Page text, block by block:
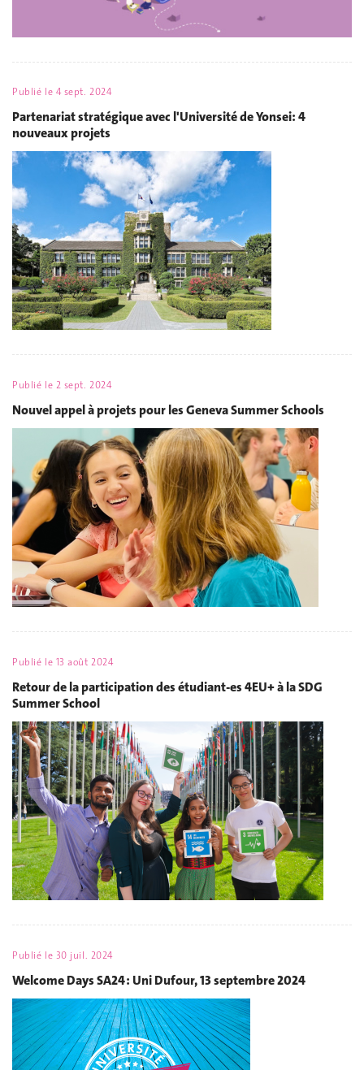
Publié le 4 sept. 2024
Partenariat stratégique avec l'Université de Yonsei: 4
nouveaux projets
Publié le 2 sept. 2024
Nouvel appel à projets pour les Geneva Summer Schools
Publié le 13 août 2024
Retour de la participation des étudiant-es 4EU+ à la SDG
Summer School
Publié le 30 juil. 2024
Welcome Days SA24 : Uni Dufour, 13 septembre 2024